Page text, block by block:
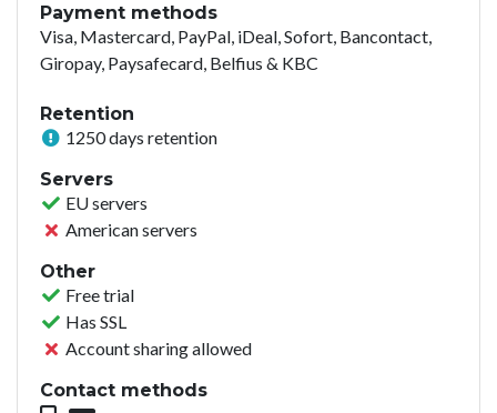
Payment methods
Visa, Mastercard, PayPal, iDeal, Sofort, Bancontact,
Giropay, Paysafecard, Belfius & KBC
Retention
1250 days retention
Servers
EU servers
American servers
Other
Free trial
Has SSL
Account sharing allowed
Contact methods